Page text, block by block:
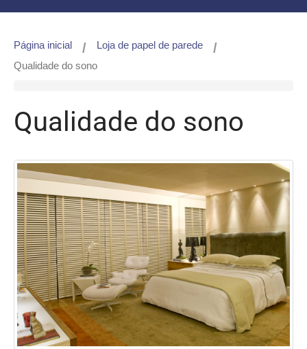
Página inicial / Loja de papel de parede /
Qualidade do sono
Qualidade do sono